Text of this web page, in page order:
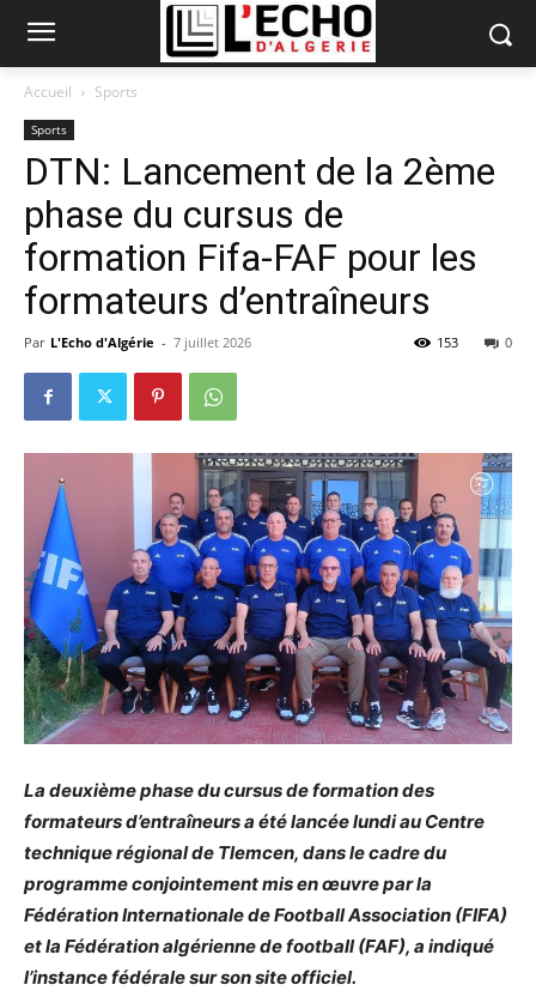
Accueil Sports
Sports
DTN: Lancement de la 2ème
phase du cursus de
formation Fifa-FAF pour les
formateurs d’entraîneurs
Par L'Echo d'Algérie - 7 juillet 2026 0
153
La deuxième phase du cursus de formation des
formateurs d’entraîneurs a été lancée lundi au Centre
technique régional de Tlemcen, dans le cadre du
programme conjointement mis en œuvre par la
Fédération Internationale de Football Association (FIFA)
et la Fédération algérienne de football (FAF), a indiqué
l’instance fédérale sur son site officiel.